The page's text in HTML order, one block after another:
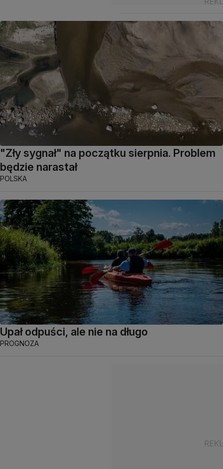
"Zły sygnał" na początku sierpnia. Problem
będzie narastał
POLSKA
Upał odpuści, ale nie na długo
PROGNOZA